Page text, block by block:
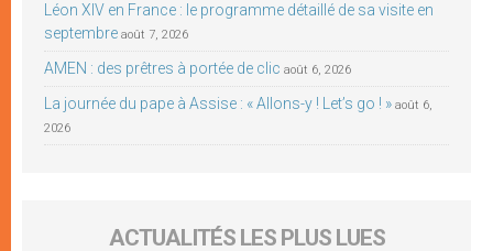
Léon XIV en France : le programme détaillé de sa visite en
septembre août 7, 2026
AMEN : des prêtres à portée de clic août 6, 2026
La journée du pape à Assise : « Allons-y ! Let’s go ! » août 6,
2026
ACTUALITÉS LES PLUS LUES